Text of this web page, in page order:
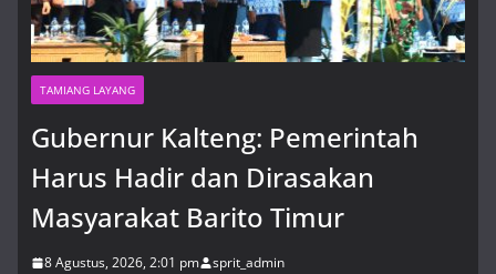
TAMIANG LAYANG
Gubernur Kalteng: Pemerintah
Harus Hadir dan Dirasakan
Masyarakat Barito Timur
8 Agustus, 2026, 2:01 pm sprit_admin